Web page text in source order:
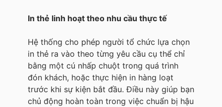
In thẻ linh hoạt theo nhu cầu thực tế
Hệ thống cho phép người tổ chức lựa chọn
in thẻ ra vào theo từng yêu cầu cụ thể chỉ
bằng một cú nhấp chuột trong quá trình
đón khách, hoặc thực hiện in hàng loạt
trước khi sự kiện bắt đầu. Điều này giúp bạn
chủ động hoàn toàn trong việc chuẩn bị hậu